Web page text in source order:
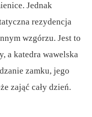
Jednak
rezydencja
wzgórzu. Jest to
a katedra wawelska
zamku, jego
zająć cały dzień.